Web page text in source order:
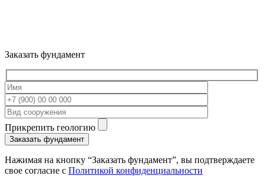
Заказать фундамент
Прикрепить геологию
Нажимая на кнопку “Заказать фундамент”, вы подтверждаете
свое согласие с Политикой конфиденциальности